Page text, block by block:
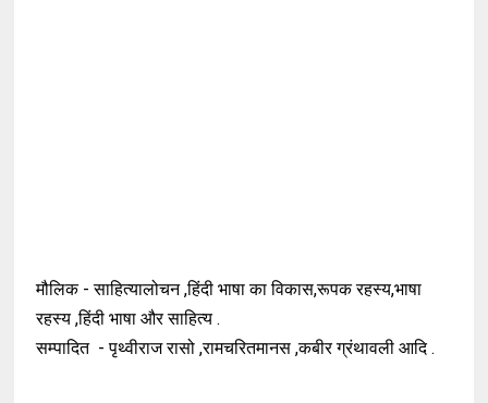
मौलिक - साहित्यालोचन ,हिंदी भाषा का विकास,रूपक रहस्य,भाषा
रहस्य ,हिंदी भाषा और साहित्य .
सम्पादित - पृथ्वीराज रासो ,रामचरितमानस ,कबीर ग्रंथावली आदि .